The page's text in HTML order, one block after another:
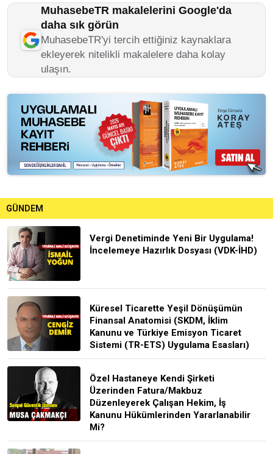
MuhasebeTR makalelerini Google'da
daha sık görün
MuhasebeTR'yi tercih ettiğiniz kaynaklara
ekleyerek nitelikli makalelere daha kolay
ulaşın.
GÜNDEM
Vergi Denetiminde Yeni Bir Uygulama!
İncelemeye Hazırlık Dosyası (VDK-İHD)
Küresel Ticarette Yeşil Dönüşümün
Finansal Anatomisi (SKDM, İklim
Kanunu ve Türkiye Emisyon Ticaret
Sistemi (TR-ETS) Uygulama Esasları)
Özel Hastaneye Kendi Şirketi
Üzerinden Fatura/Makbuz
Düzenleyerek Çalışan Hekim, İş
Kanunu Hükümlerinden Yararlanabilir
Mi?